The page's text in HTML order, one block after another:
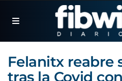
Felanitx reabre
tras la Covid